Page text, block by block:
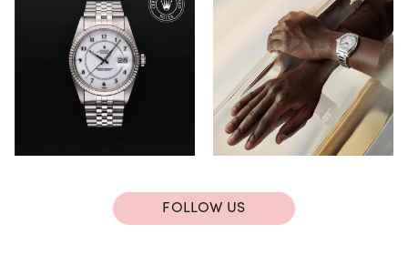
FOLLOW US